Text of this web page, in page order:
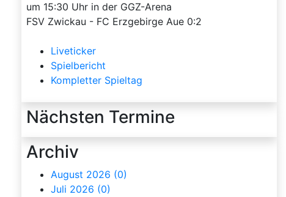
um 15:30 Uhr in der GGZ-Arena
FSV Zwickau - FC Erzgebirge Aue 0:2
Liveticker
Spielbericht
Kompletter Spieltag
Nächsten Termine
Archiv
August 2026 (0)
Juli 2026 (0)